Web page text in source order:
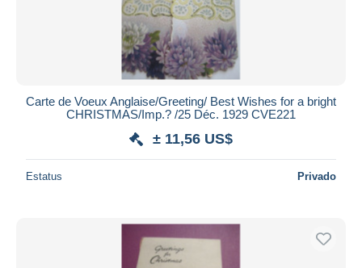
Carte de Voeux Anglaise/Greeting/ Best Wishes for a bright
CHRISTMAS/Imp.? /25 Déc. 1929 CVE221
± 11,56 US$
Estatus Privado